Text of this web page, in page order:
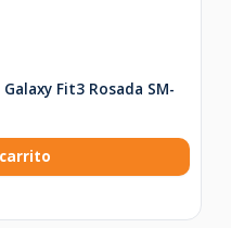
Fit3 Rosada SM-